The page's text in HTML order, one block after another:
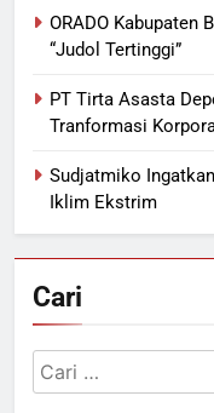
ORADO Kabupaten
“Judol Tertinggi”
PT Tirta Asasta
Tranformasi
Sudjatmiko
Iklim Ekstrim
Cari
Cari
untuk: